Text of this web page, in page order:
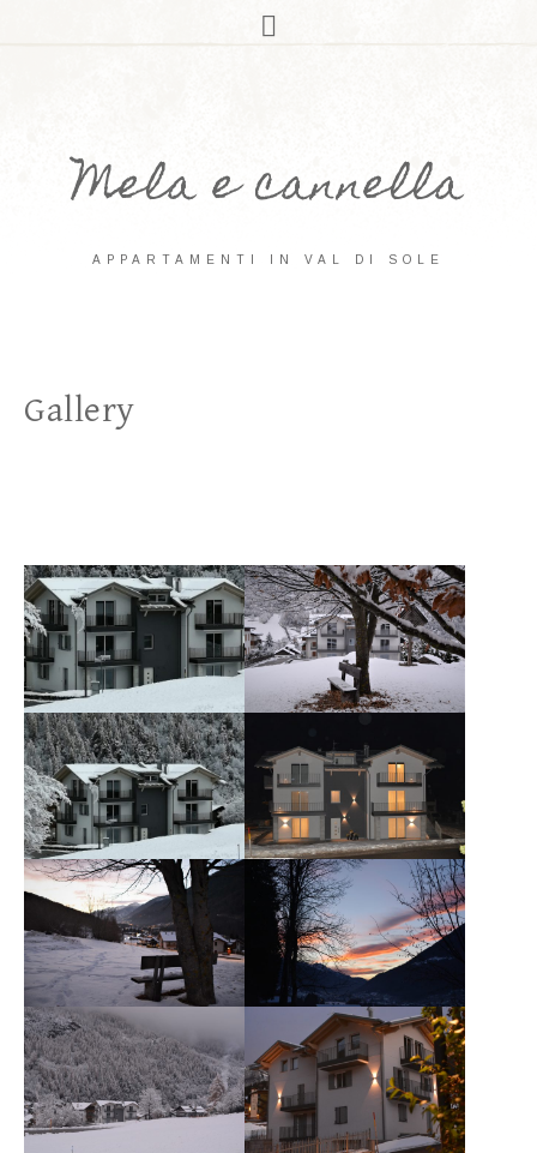
Mela e cannella
APPARTAMENTI IN VAL DI SOLE
Gallery